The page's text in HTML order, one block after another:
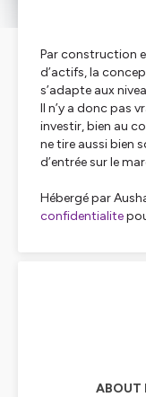
Par construction
d’actifs, la
s’adapte aux
Il n’y a donc pas
investir, bien au
ne tire aussi bien
d’entrée sur le
Hébergé par
confidentialite
ABOUT